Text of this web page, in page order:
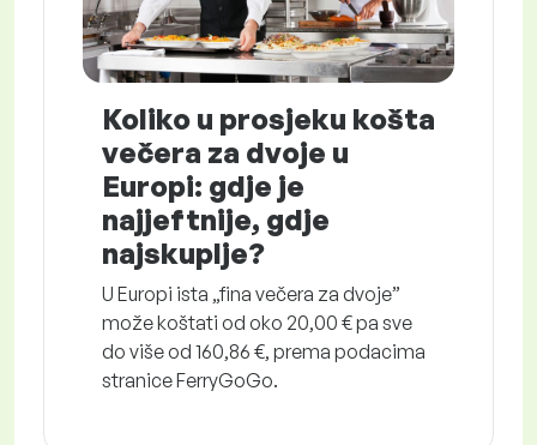
Koliko u prosjeku košta
večera za dvoje u
Europi: gdje je
najjeftnije, gdje
najskuplje?
U Europi ista „fina večera za dvoje”
može koštati od oko 20,00 € pa sve
do više od 160,86 €, prema podacima
stranice FerryGoGo.